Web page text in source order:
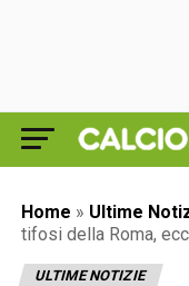
Home » Ultime
tifosi della Roma,
ULTIME NOTIZIE